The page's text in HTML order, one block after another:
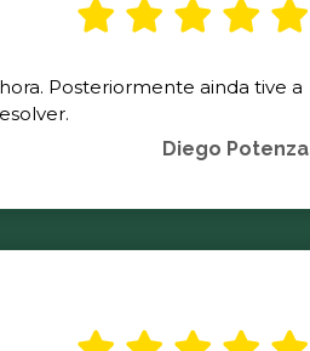
Posteriormente ainda tive a
Diego Potenza